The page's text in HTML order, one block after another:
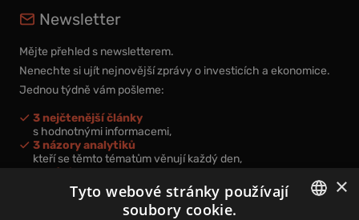
Newsletter
Mějte přehled s newsletterem.
Nenechte si ujít nejnovější zprávy o investicích a ekonomice.
Jednou týdně vám pošleme:
3 nejčtenější články
s hodnotnými informacemi,
3 názory analytiků
kteří se těmto tématům věnují každý den,
nová videa a podcasty
k prohloubení vašich znalostí.
×
Tyto webové stránky používají
soubory cookie.